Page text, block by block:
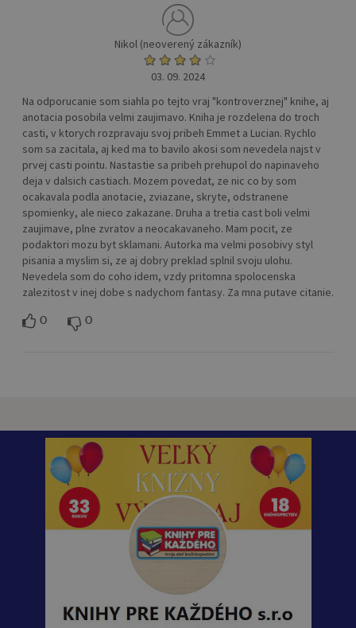
Nikol (neoverený zákazník)
03. 09. 2024
Na odporucanie som siahla po tejto vraj "kontroverznej" knihe, aj
anotacia posobila velmi zaujimavo. Kniha je rozdelena do troch
casti, v ktorych rozpravaju svoj pribeh Emmet a Lucian. Rychlo
som sa zacitala, aj ked ma to bavilo akosi som nevedela najst v
prvej casti pointu. Nastastie sa pribeh prehupol do napinaveho
deja v dalsich castiach. Mozem povedat, ze nic co by som
ocakavala podla anotacie, zviazane, skryte, odstranene
spomienky, ale nieco zakazane. Druha a tretia cast boli velmi
zaujimave, plne zvratov a neocakavaneho. Mam pocit, ze
podaktori mozu byt sklamani. Autorka ma velmi posobivy styl
pisania a myslim si, ze aj dobry preklad splnil svoju ulohu.
Nevedela som do coho idem, vzdy pritomna spolocenska
zalezitost v inej dobe s nadychom fantasy. Za mna putave citanie.
0 0